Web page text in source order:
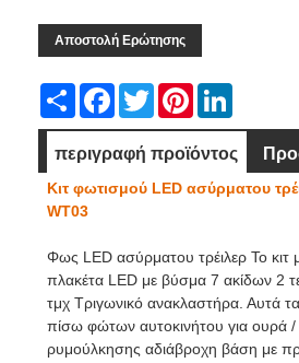
Αποστολή Ερώτησης
Share Facebook
TwitterPinterest
περιγραφή προϊόντος
Διάσταση
Κιτ φωτισμού LED ασύρματου
WT03
Φως LED ασύρματου τρέιλερ Το κιτ
πλακέτα LED με βύσμα 7 ακίδων 2
τμχ Τριγωνικό ανακλαστήρα. Αυτά
πίσω φώτων αυτοκινήτου για ουρά
ρυμούλκησης αδιάβροχη βάση με